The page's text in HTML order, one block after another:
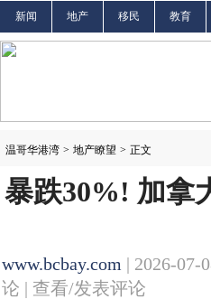
新闻 地产 移民 教育
温哥华港湾 > 地产瞭望 > 正文
暴跌30%! 加拿
www.bcbay.com | 2026-07-
论 | 查看/发表评论